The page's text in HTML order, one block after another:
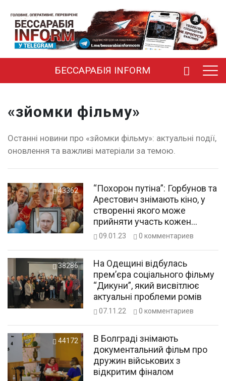
БЕССАРАБІЯ INFORM
«зйомки фільму»
Останні новини про «зйомки фільму»: актуальні події,
оновлення та важливі матеріали за темою.
43362
“Похорон путіна”: Горбунов та
Арестович знімають кіно, у
створенні якого може
прийняти участь кожен
українець
09.01.23 0 комментариев
38286
На Одещині відбулась
прем’єра соціального фільму
“Дикуни”, який висвітлює
актуальні проблеми ромів
07.11.22 0 комментариев
44172
В Болграді знімають
документальний фільм про
дружин військових з
відкритим фіналом